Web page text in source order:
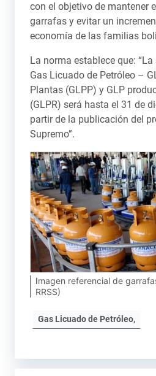
con el objetivo de mantener
garrafas y evitar un
economía de las familias
La norma establece que:
Gas Licuado de Petróleo –
Plantas (GLPP) y GLP
(GLPR) será hasta el 31 de
partir de la publicación del
Supremo”.
Imagen referencial de garrafas con GLP. (Foto:
RRSS)
Gas Licuado de Petróleo,